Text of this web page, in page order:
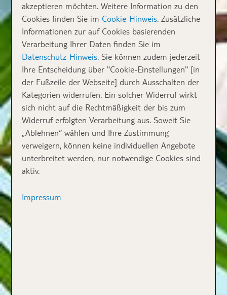
akzeptieren möchten. Weitere Information zu den
Cookies finden Sie im Cookie-Hinweis. Zusätzliche
Informationen zur auf Cookies basierenden
Verarbeitung Ihrer Daten finden Sie im
Datenschutz-Hinweis. Sie können zudem jederzeit
Ihre Entscheidung über "Cookie-Einstellungen" [in
der Fußzeile der Webseite] durch Ausschalten der
Kategorien widerrufen. Ein solcher Widerruf wirkt
sich nicht auf die Rechtmäßigkeit der bis zum
Widerruf erfolgten Verarbeitung aus. Soweit Sie
„Ablehnen“ wählen und Ihre Zustimmung
verweigern, können keine individuellen Angebote
unterbreitet werden, nur notwendige Cookies sind
aktiv.
Impressum